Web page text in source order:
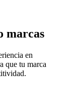
marcas
en
que tu marca